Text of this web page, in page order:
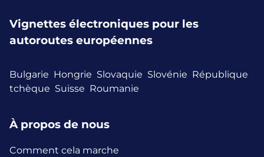
Vignettes électroniques pour les
autoroutes européennes
Bulgarie Hongrie Slovaquie Slovénie République
tchèque Suisse Roumanie
À propos de nous
Comment cela marche